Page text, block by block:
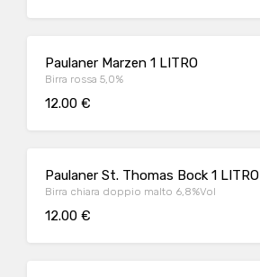
Paulaner Marzen 1 LITRO
Birra rossa 5,0%
12.00 €
Paulaner St. Thomas Bock 1 LITRO
Birra chiara doppio malto 6,8%Vol
12.00 €